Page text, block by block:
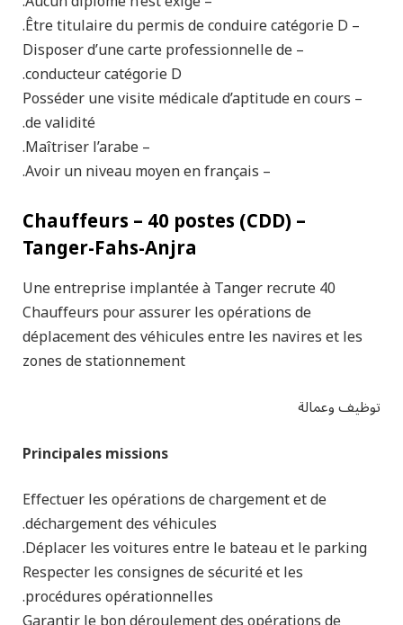
– Être titulaire du permis de conduire catégorie D.
– Disposer d’une carte professionnelle de
conducteur catégorie D.
– Posséder une visite médicale d’aptitude en cours
de validité.
– Maîtriser l’arabe.
– Avoir un niveau moyen en français.
Chauffeurs – 40 postes (CDD) –
Tanger-Fahs-Anjra
Une entreprise implantée à Tanger recrute 40
Chauffeurs pour assurer les opérations de
déplacement des véhicules entre les navires et les
zones de stationnement
توظيف وعمالة
Principales missions
Effectuer les opérations de chargement et de
déchargement des véhicules.
Déplacer les voitures entre le bateau et le parking.
Respecter les consignes de sécurité et les
procédures opérationnelles.